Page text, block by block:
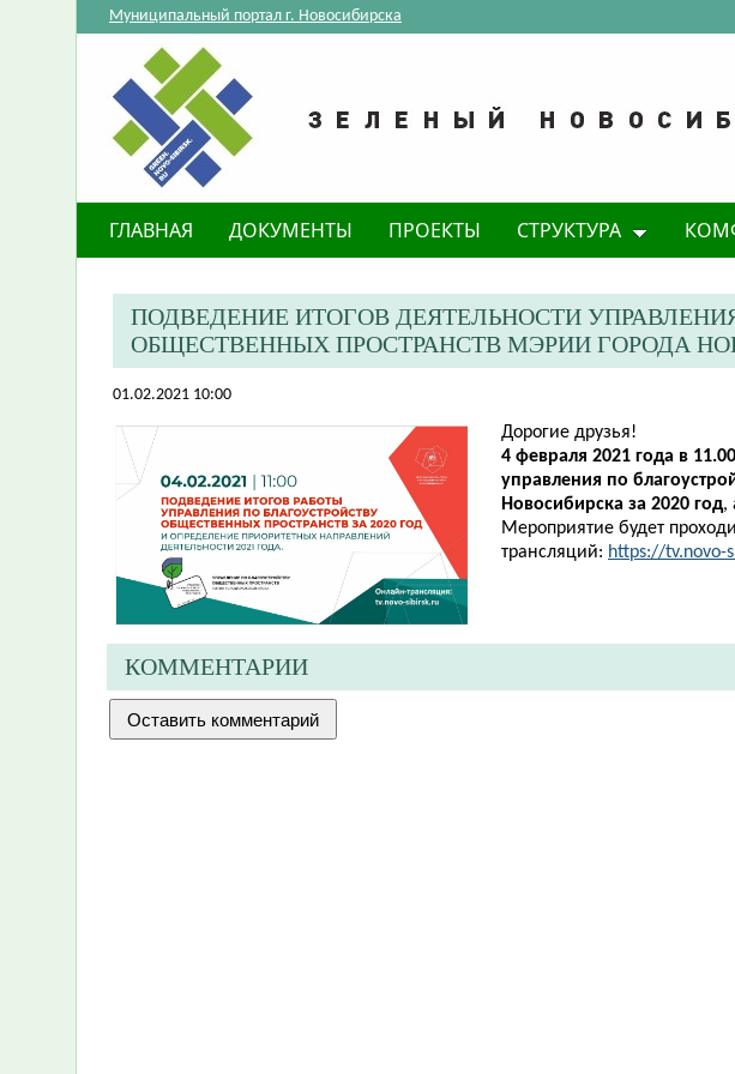
Муниципальный портал г. Новосибирска
ГЛАВНАЯ ДОКУМЕНТЫ ПРОЕКТЫ СТРУКТУРА
ПОДВЕДЕНИЕ ИТОГОВ ДЕЯТЕЛЬНОСТИ
ОБЩЕСТВЕННЫХ ПРОСТРАНСТВ МЭРИИ ГОРОДА
01.02.2021 10:00
Дорогие друзья!
4 февраля 2021 года в
управления по
Новосибирска за 2020 год,
Мероприятие будет
трансляций: https://tv.novo-
КОММЕНТАРИИ